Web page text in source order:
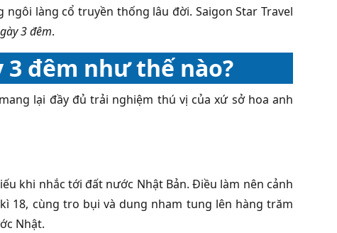
làng cổ truyền thống lâu đời. Saigon Star Travel
3 đêm.
đêm như thế nào?
lại đầy đủ trải nghiệm thú vị của xứ sở hoa anh
khi nhắc tới đất nước Nhật Bản. Điều làm nên cảnh
18, cùng tro bụi và dung nham tung lên hàng trăm
Nhật.